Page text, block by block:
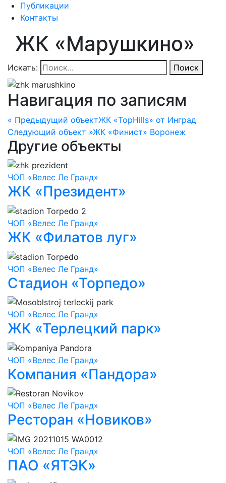
Публикации
Контакты
ЖК «Марушкино»
Искать: Поиск
Навигация по записям
« Предыдущий объектЖК «TopHills» от Инград
Следующий объект »ЖК «Финист» Воронеж
Другие объекты
ЧОП «Велес Ле Гранд»
ЖК «Президент»
ЧОП «Велес Ле Гранд»
ЖК «Филатов луг»
ЧОП «Велес Ле Гранд»
Стадион «Торпедо»
ЧОП «Велес Ле Гранд»
ЖК «Терлецкий парк»
ЧОП «Велес Ле Гранд»
Компания «Пандора»
ЧОП «Велес Ле Гранд»
Ресторан «Новиков»
ЧОП «Велес Ле Гранд»
ПАО «ЯТЭК»